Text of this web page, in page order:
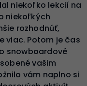
niekoľko lekcií na
niekoľkých
rozhodnúť,
viac. Potom je čas
snowboardové
vašim
vám naplno si